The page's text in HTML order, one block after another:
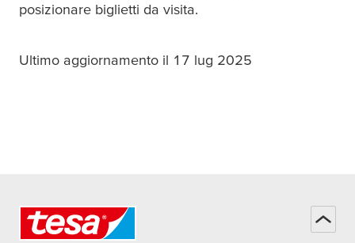
posizionare biglietti da visita.
Ultimo aggiornamento il 17 lug 2025